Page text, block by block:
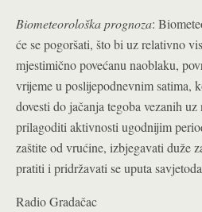
Biometeorološka prognoza:
će se pogoršati, što bi uz relativno
mjestimično povećanu naoblaku,
vrijeme u poslijepodnevnim satima,
dovesti do jačanja tegoba vezanih
prilagoditi aktivnosti ugodnijim
zaštite od vrućine, izbjegavati duže
pratiti i pridržavati se uputa
Radio Gradačac